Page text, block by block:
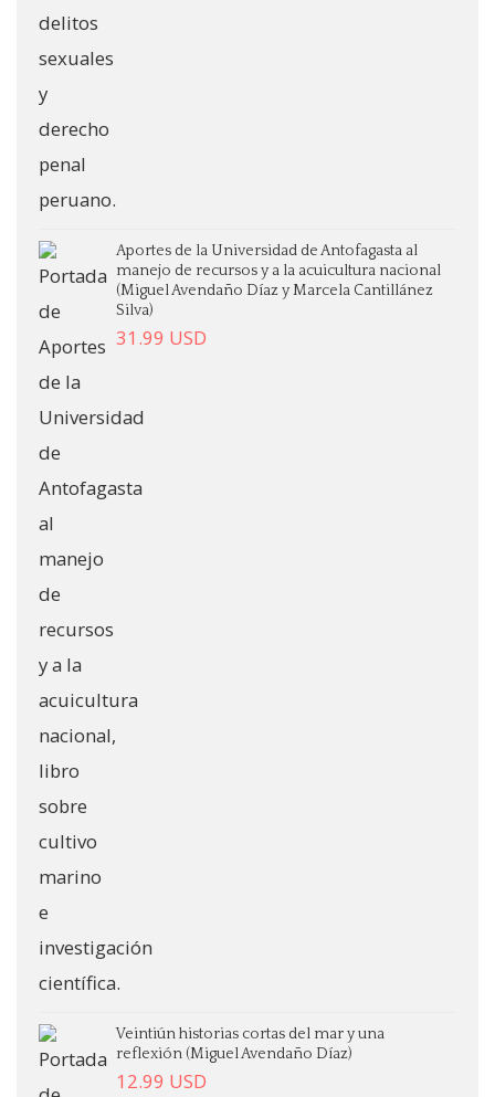
Aportes de la Universidad de Antofagasta al
manejo de recursos y a la acuicultura nacional
(Miguel Avendaño Díaz y Marcela Cantillánez
Silva)
31.99 USD
Veintiún historias cortas del mar y una
reflexión (Miguel Avendaño Díaz)
12.99 USD